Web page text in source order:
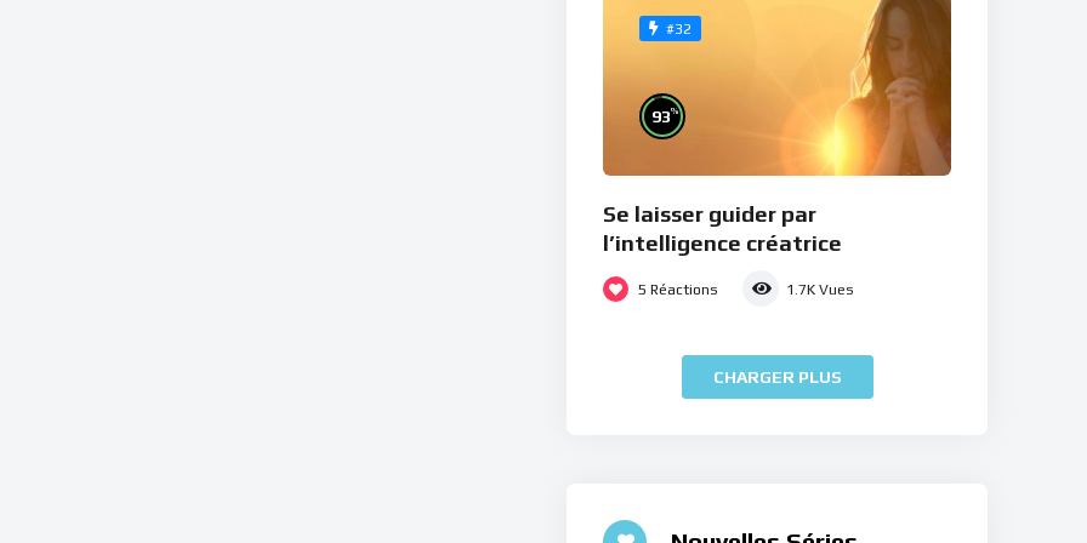
#32
93%
Se laisser guider par
l’intelligence créatrice
5 Réactions 1.7K Vues
CHARGER PLUS